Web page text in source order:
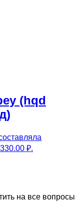
(hqd
₽.
на все вопросы